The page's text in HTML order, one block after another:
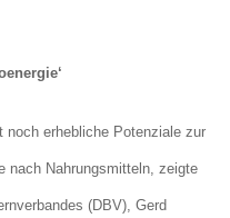
noch erhebliche Potenziale zur
nach Nahrungsmitteln, zeigte
(DBV), Gerd